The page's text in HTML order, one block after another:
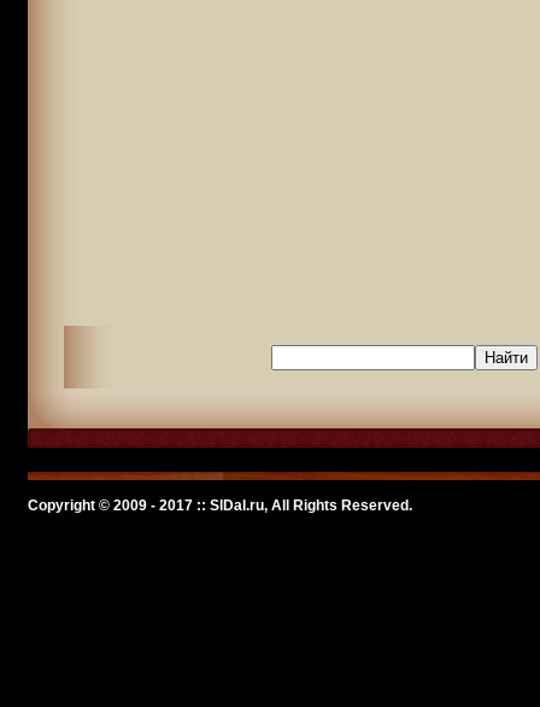
Copyright © 2009 - 2017 :: SlDal.ru, All Rights Reserved.